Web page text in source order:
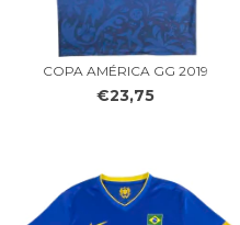
COPA AMÉRICA GG 2019
€23,75